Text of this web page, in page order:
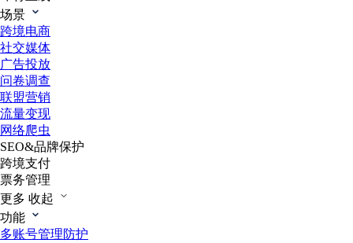
场景
跨境电商
社交媒体
广告投放
问卷调查
联盟营销
流量变现
网络爬虫
SEO&品牌保护
跨境支付
票务管理
更多 收起
功能
多账号管理防护